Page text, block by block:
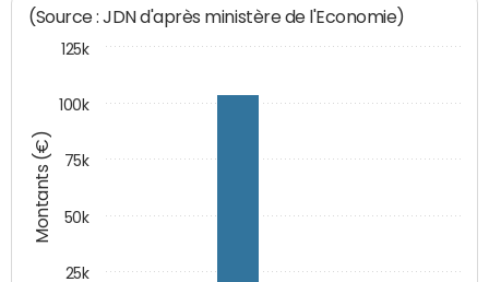
Montants (€)
(Source : JDN d'après ministère de l'Economie)
25k
50k
75k
100k
125k